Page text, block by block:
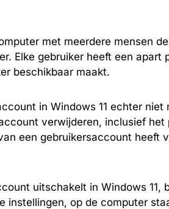
met meerdere mensen
Elke gebruiker heeft een
beschikbaar maakt.
in Windows 11 echter
verwijderen, inclusief
een gebruikersaccount heeft
uitschakelt in Windows 11,
instellingen, op de computer